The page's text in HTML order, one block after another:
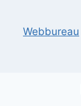
Webbureau